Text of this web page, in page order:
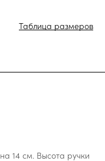
Таблица размеров
14 см. Высота ручки